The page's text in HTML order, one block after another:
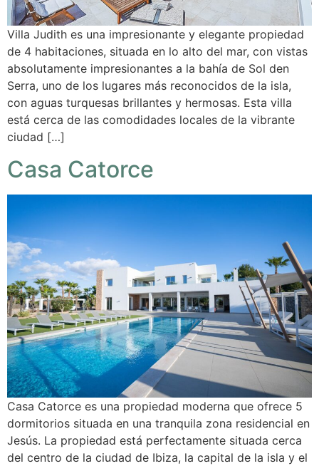
Villa Judith es una impresionante y elegante propiedad
de 4 habitaciones, situada en lo alto del mar, con vistas
absolutamente impresionantes a la bahía de Sol den
Serra, uno de los lugares más reconocidos de la isla,
con aguas turquesas brillantes y hermosas. Esta villa
está cerca de las comodidades locales de la vibrante
ciudad […]
Casa Catorce
Casa Catorce es una propiedad moderna que ofrece 5
dormitorios situada en una tranquila zona residencial en
Jesús. La propiedad está perfectamente situada cerca
del centro de la ciudad de Ibiza, la capital de la isla y el